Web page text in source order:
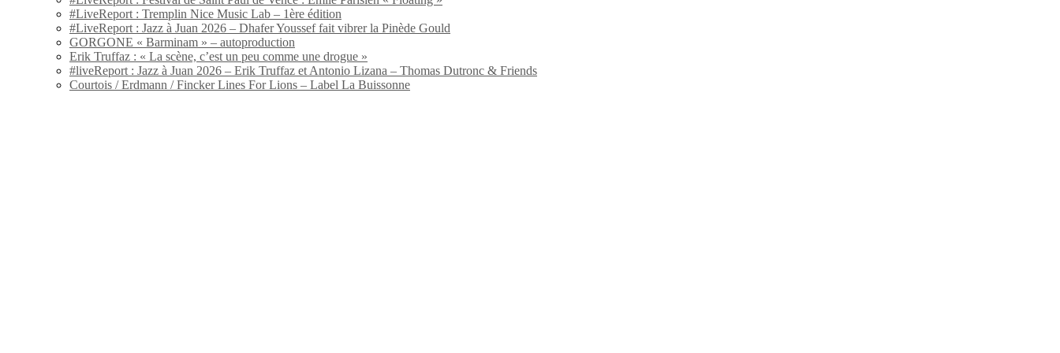
#LiveReport : Tremplin Nice Music Lab – 1ère édition
#LiveReport : Jazz à Juan 2026 – Dhafer Youssef fait vibrer la Pinède Gould
GORGONE « Barminam » – autoproduction
Erik Truffaz : « La scène, c’est un peu comme une drogue »
#liveReport : Jazz à Juan 2026 – Erik Truffaz et Antonio Lizana – Thomas Dutronc & Friends
Courtois / Erdmann / Fincker Lines For Lions – Label La Buissonne